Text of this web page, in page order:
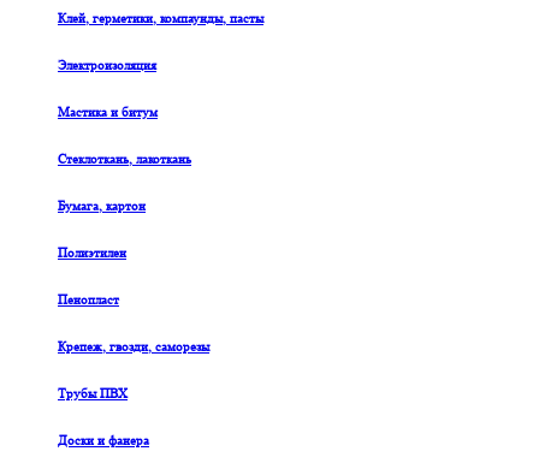
Клей, герметики, компаунды, пасты
Электроизоляция
Мастика и битум
Стеклоткань, лакоткань
Бумага, картон
Полиэтилен
Пенопласт
Крепеж, гвозди, саморезы
Трубы ПВХ
Доски и фанера